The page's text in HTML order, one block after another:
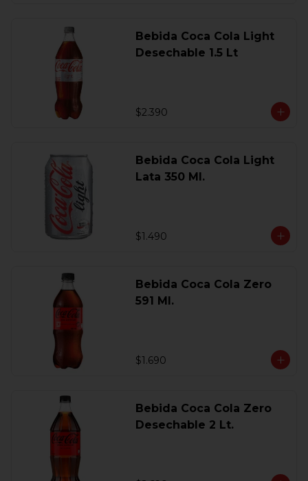
Bebida Coca Cola Light
Desechable 1.5 Lt
$2.390
Bebida Coca Cola Light
Lata 350 Ml.
$1.490
Bebida Coca Cola Zero
591 Ml.
$1.690
Bebida Coca Cola Zero
Desechable 2 Lt.